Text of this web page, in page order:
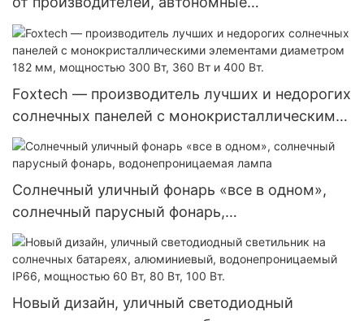
фотоэлектрические инверторы, гибридные
инверторы мощностью 8,2 кВт и 10,2 кВт для
солнечных энергетических систем.
Foxtech — производитель лучших и недорогих
солнечных панелей с монокристаллическими
элементами диаметром 182 мм, мощностью
300 Вт, 360 Вт и 400 Вт.
Солнечный уличный фонарь «все в одном»,
солнечный парусный фонарь,
водонепроницаемая лампа
Новый дизайн, уличный светодиодный